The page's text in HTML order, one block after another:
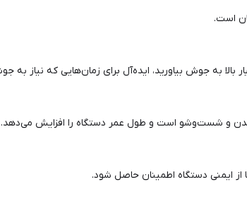
شدن و شست‌وشو است و طول عمر دستگاه را افزایش می‌دهد.